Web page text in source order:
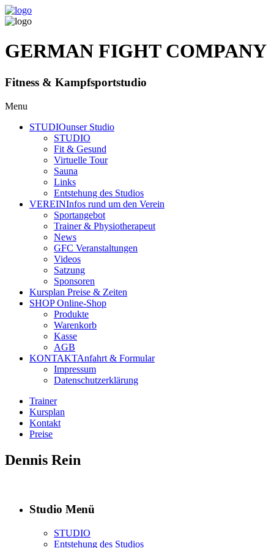
GERMAN FIGHT COMPANY
Fitness & Kampfsportstudio
Menu
STUDIOunser Studio
STUDIO
Fit & Gesund
Virtuelle Tour
Sauna
Links
Entstehung des Studios
VEREINInfos rund um den Verein
Sportangebot
Trainer& Physiotherapeut
News
GFC Veranstaltungen
Videos
Satzung
Sponsoren
Kursplan Preise & Zeiten
SHOPOnline-Shop
Produkte
Warenkorb
Kasse
AGB
KONTAKTAnfahrt & Formular
Impressum
Datenschutzerklärung
Trainer
Kursplan
Kontakt
Preise
Dennis Rein
Studio Menü
STUDIO
Entstehung des Studios